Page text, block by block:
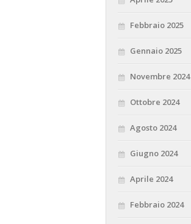
Febbraio 2025
Gennaio 2025
Novembre 2024
Ottobre 2024
Agosto 2024
Giugno 2024
Aprile 2024
Febbraio 2024